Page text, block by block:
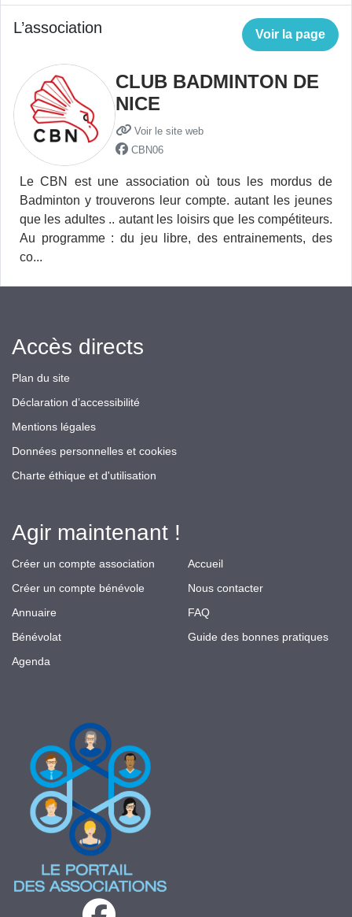
L’association Voir la page
CLUB BADMINTON DE
NICE
Voir le site web
CBN06
Le CBN est une association où tous les mordus de
Badminton y trouverons leur compte. autant les jeunes
que les adultes .. autant les loisirs que les compétiteurs.
Au programme : du jeu libre, des entrainements, des
co...
Accès directs
Plan du site
Déclaration d’accessibilité
Mentions légales
Données personnelles et cookies
Charte éthique et d'utilisation
Agir maintenant !
Créer un compte association
Créer un compte bénévole
Annuaire
Bénévolat
Agenda
Accueil
Nous contacter
FAQ
Guide des bonnes pratiques